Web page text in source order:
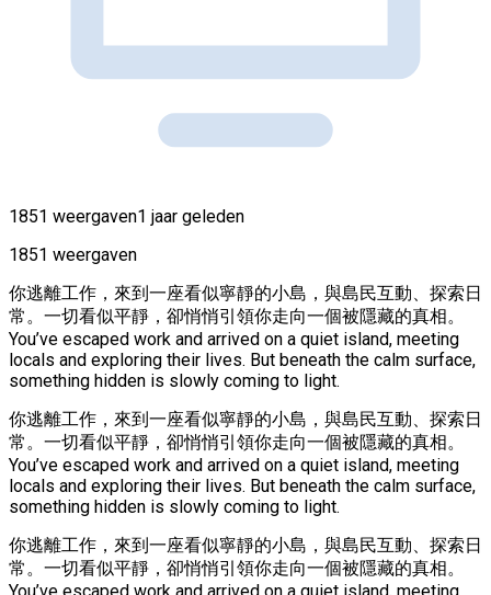
1851 weergaven1 jaar geleden
1851 weergaven
你逃離工作，來到一座看似寧靜的小島，與島民互動、探索日
常。一切看似平靜，卻悄悄引領你走向一個被隱藏的真相。
You’ve escaped work and arrived on a quiet island, meeting
locals and exploring their lives. But beneath the calm surface,
something hidden is slowly coming to light.
你逃離工作，來到一座看似寧靜的小島，與島民互動、探索日
常。一切看似平靜，卻悄悄引領你走向一個被隱藏的真相。
You’ve escaped work and arrived on a quiet island, meeting
locals and exploring their lives. But beneath the calm surface,
something hidden is slowly coming to light.
你逃離工作，來到一座看似寧靜的小島，與島民互動、探索日
常。一切看似平靜，卻悄悄引領你走向一個被隱藏的真相。
You’ve escaped work and arrived on a quiet island, meeting